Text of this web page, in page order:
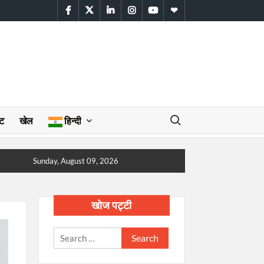
facebooktwitterlinkedininstagram
youtubeWhatsApp
खेल हिन्दी
Search for:
Sunday, August 09, 2026
खोज पट्टी
Search
for: